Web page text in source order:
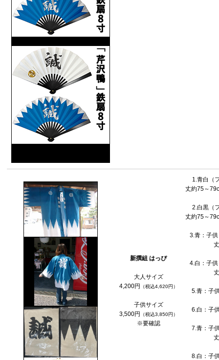
新撰組 はっぴ
大人サイズ
4,200円
（税込4,620円）
子供サイズ
3,500円
（税込3,850円）
※要確認
1.青白（
丈約75～
2.白黒（
丈約75～
3.青：子
4.白：子
5.青：子
6.白：子
7.青：子
8.白：子